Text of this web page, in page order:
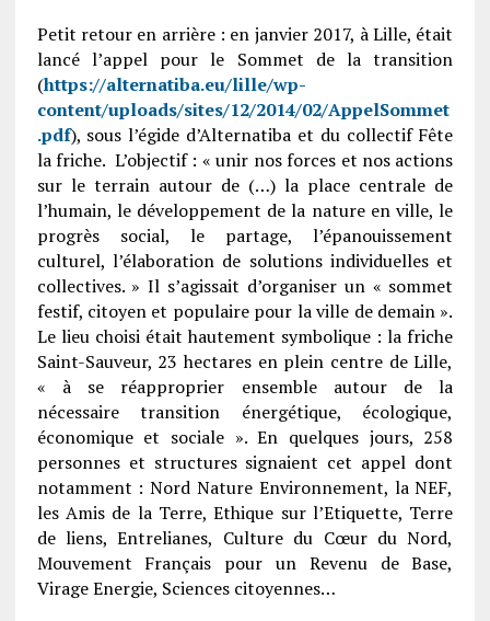
Petit retour en arrière : en janvier 2017, à Lille, était
lancé l’appel pour le Sommet de la transition
(https://alternatiba.eu/lille/wp-
content/uploads/sites/12/2014/02/AppelSommet
.pdf), sous l’égide d’Alternatiba et du collectif Fête
la friche. L’objectif : « unir nos forces et nos actions
sur le terrain autour de (…) la place centrale de
l’humain, le développement de la nature en ville, le
progrès social, le partage, l’épanouissement
culturel, l’élaboration de solutions individuelles et
collectives. » Il s’agissait d’organiser un « sommet
festif, citoyen et populaire pour la ville de demain ».
Le lieu choisi était hautement symbolique : la friche
Saint-Sauveur, 23 hectares en plein centre de Lille,
« à se réapproprier ensemble autour de la
nécessaire transition énergétique, écologique,
économique et sociale ». En quelques jours, 258
personnes et structures signaient cet appel dont
notamment : Nord Nature Environnement, la NEF,
les Amis de la Terre, Ethique sur l’Etiquette, Terre
de liens, Entrelianes, Culture du Cœur du Nord,
Mouvement Français pour un Revenu de Base,
Virage Energie, Sciences citoyennes…